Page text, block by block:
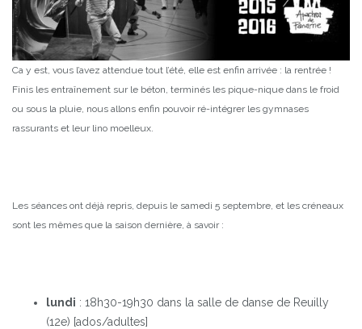
Ca y est, vous l’avez attendue tout l’été, elle est enfin arrivée : la rentrée !
Finis les entraînement sur le béton, terminés les pique-nique dans le froid
ou sous la pluie, nous allons enfin pouvoir ré-intégrer les gymnases
rassurants et leur lino moelleux.
Les séances ont déjà repris, depuis le samedi 5 septembre, et les créneaux
sont les mêmes que la saison dernière, à savoir :
lundi : 18h30-19h30 dans la salle de danse de Reuilly
(12e) [ados/adultes]